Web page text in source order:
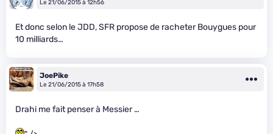
Le 21/06/2015 à 12h56
Et donc selon le JDD, SFR propose de racheter Bouygues pour
10 milliards…
JoePike
Le 21/06/2015 à 17h58
Drahi me fait penser à Messier …